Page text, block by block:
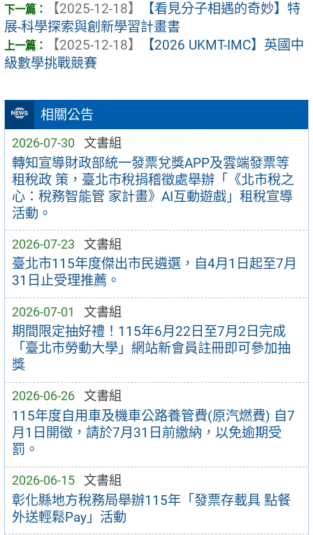
相關公告
2026-07-30 文書組
轉知宣導財政部統一發票兌獎APP及雲端發票等
租稅政 策，臺北市稅捐稽徵處舉辦「《北市稅之
心：稅務智能管 家計畫》AI互動遊戲」租稅宣導
活動。
2026-07-23 文書組
臺北市115年度傑出市民遴選，自4月1日起至7月
31日止受理推薦。
2026-07-01 文書組
期間限定抽好禮！115年6月22日至7月2日完成
「臺北市勞動大學」網站新會員註冊即可參加抽
獎
2026-06-26 文書組
115年度自用車及機車公路養管費(原汽燃費) 自7
月1日開徵，請於7月31日前繳納，以免逾期受
罰。
2026-06-15 文書組
彰化縣地方稅務局舉辦115年「發票存載具 點餐
外送輕鬆Pay」活動
【2025-12-18】
【看見分子相遇的奇妙】特
展-科學探索與創新學習計畫書
【2025-12-18】
【2026 UKMT-IMC】英國中
級數學挑戰競賽